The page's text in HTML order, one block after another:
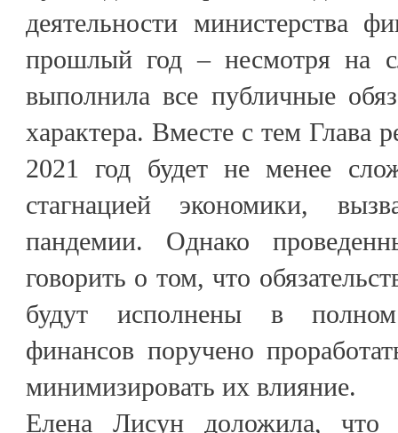
деятельности министерства
прошлый год – несмотря на
выполнила все публичные
характера. Вместе с тем Глава
2021 год будет не менее
стагнацией экономики,
пандемии. Однако
говорить о том, что
будут исполнены в
финансов поручено
минимизировать их влияние.
Елена Лисун доложила, что